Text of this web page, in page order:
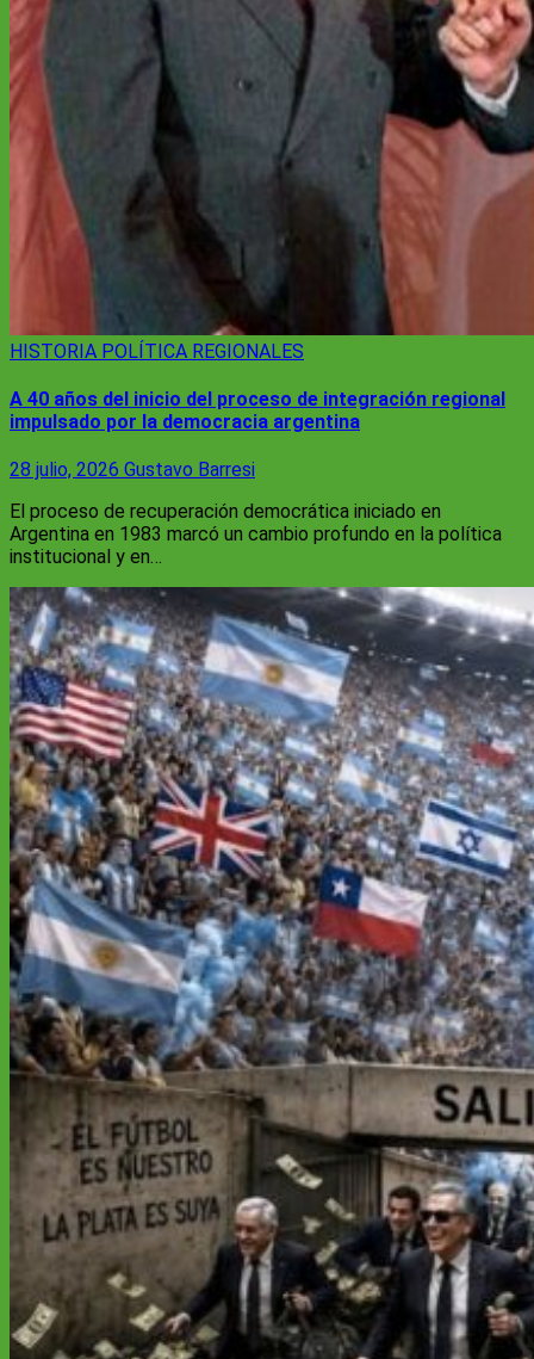
HISTORIA POLÍTICA REGIONALES
A 40 años del inicio del proceso de integración regional
impulsado por la democracia argentina
28 julio, 2026 Gustavo Barresi
El proceso de recuperación democrática iniciado en
Argentina en 1983 marcó un cambio profundo en la política
institucional y en…